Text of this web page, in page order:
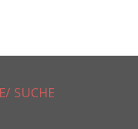
SUCHE